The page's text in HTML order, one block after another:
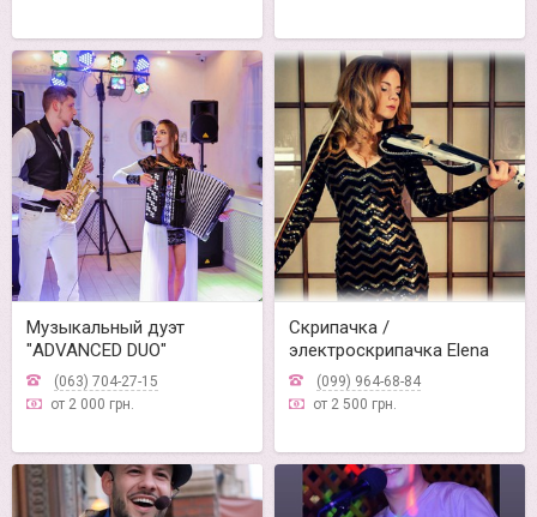
Музыкальный дуэт
"ADVANCED DUO"
(063) 704-27-15
от 2 000 грн.
Скрипачка /
электроскрипачка Elena
Kostas(099) 964-68-84
от 2 500 грн.